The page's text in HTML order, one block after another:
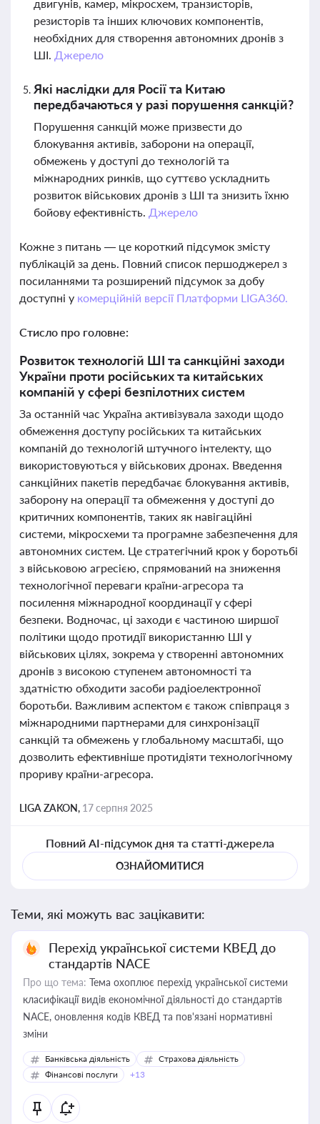
двигунів, камер, мікросхем, транзисторів,
резисторів та інших ключових компонентів,
необхідних для створення автономних дронів з
ШІ. Джерело
Які наслідки для Росії та Китаю
передбачаються у разі порушення санкцій?
Порушення санкцій може призвести до
блокування активів, заборони на операції,
обмежень у доступі до технологій та
міжнародних ринків, що суттєво ускладнить
розвиток військових дронів з ШІ та знизить їхню
бойову ефективність. Джерело
Кожне з питань — це короткий підсумок змісту
публікацій за день. Повний список першоджерел з
посиланнями та розширений підсумок за добу
доступні у комерційній версії Платформи LIGA360.
Стисло про головне:
Розвиток технологій ШІ та санкційні заходи
України проти російських та китайських
компаній у сфері безпілотних систем
За останній час Україна активізувала заходи щодо
обмеження доступу російських та китайських
компаній до технологій штучного інтелекту, що
використовуються у військових дронах. Введення
санкційних пакетів передбачає блокування активів,
заборону на операції та обмеження у доступі до
критичних компонентів, таких як навігаційні
системи, мікросхеми та програмне забезпечення для
автономних систем. Це стратегічний крок у боротьбі
з військовою агресією, спрямований на зниження
технологічної переваги країни-агресора та
посилення міжнародної координації у сфері
безпеки. Водночас, ці заходи є частиною ширшої
політики щодо протидії використанню ШІ у
військових цілях, зокрема у створенні автономних
дронів з високою ступенем автономності та
здатністю обходити засоби радіоелектронної
боротьби. Важливим аспектом є також співпраця з
міжнародними партнерами для синхронізації
санкцій та обмежень у глобальному масштабі, що
дозволить ефективніше протидіяти технологічному
прориву країни-агресора.
LIGA ZAKON, 17 серпня 2025
Повний AI-підсумок дня та статті-джерела
ОЗНАЙОМИТИСЯ
Теми, які можуть вас зацікавити:
Перехід української системи КВЕД до
стандартів NACE
Про що тема: Тема охоплює перехід української системи
класифікації видів економічної діяльності до стандартів
NACE, оновлення кодів КВЕД та пов'язані нормативні
зміни
Банківська діяльність
Страхова діяльність
Фінансові послуги
+13